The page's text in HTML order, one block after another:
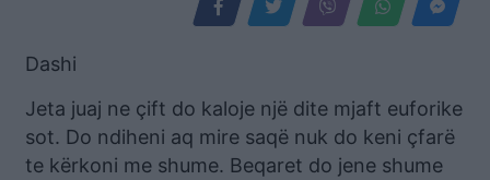
Dashi
Jeta juaj ne çift do kaloje një dite mjaft euforike
sot. Do ndiheni aq mire saqë nuk do keni çfarë
te kërkoni me shume. Beqaret do jene shume